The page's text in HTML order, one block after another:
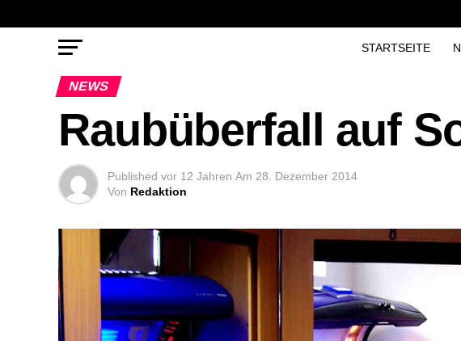
STARTSEITE
NEWS
Raubüberfall auf
Published vor 12 Jahren Am 28. Dezember 2014
Von Redaktion